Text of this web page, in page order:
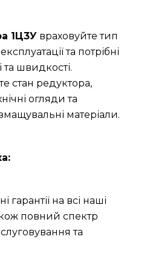
1Ц3У враховуйте тип
та потрібні
швидкості.
стан редуктора,
огляди та
матеріали.
на всі наші
повний спектр
та